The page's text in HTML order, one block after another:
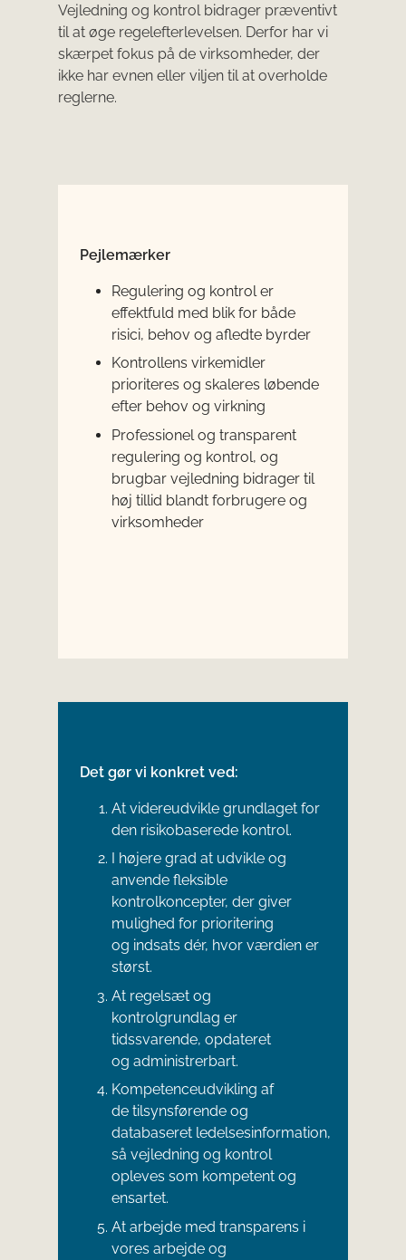
Vejledning og kontrol bidrager præventivt
til at øge regelefterlevelsen. Derfor har vi
skærpet fokus på de virksomheder, der
ikke har evnen eller viljen til at overholde
reglerne.
Pejlemærker
Regulering og kontrol er
effektfuld med blik for både
risici, behov og afledte byrder
Kontrollens virkemidler
prioriteres og skaleres løbende
efter behov og virkning
Professionel og transparent
regulering og kontrol, og
brugbar vejledning bidrager til
høj tillid blandt forbrugere og
virksomheder
Det gør vi konkret ved:
At videreudvikle grundlaget for
den risikobaserede kontrol.
I højere grad at udvikle og
anvende fleksible
kontrolkoncepter, der giver
mulighed for prioritering
og indsats dér, hvor værdien er
størst.
At regelsæt og
kontrolgrundlag er
tidssvarende, opdateret
og administrerbart.
Kompetenceudvikling af
de tilsynsførende og
databaseret ledelsesinformation,
så vejledning og kontrol
opleves som kompetent og
ensartet.
At arbejde med transparens i
vores arbejde og